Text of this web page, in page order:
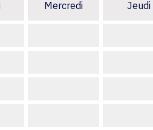
Mercredi Jeudi